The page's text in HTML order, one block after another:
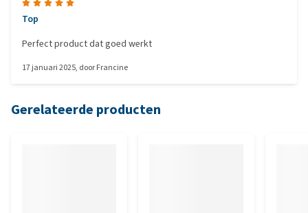
Top
Perfect product dat goed werkt
17 januari 2025, doorFrancine
Gerelateerde producten